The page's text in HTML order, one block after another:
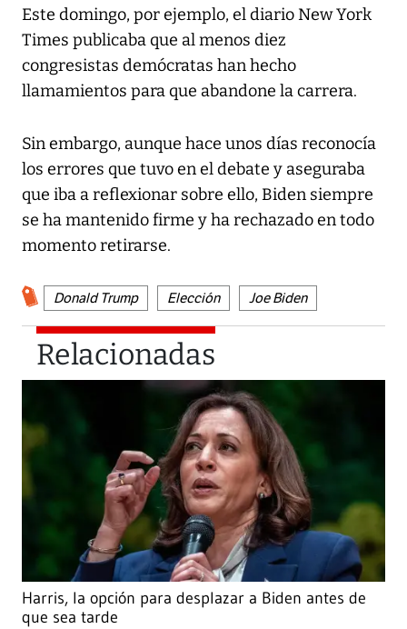
Este domingo, por ejemplo, el diario New York
Times publicaba que al menos diez
congresistas demócratas han hecho
llamamientos para que abandone la carrera.
Sin embargo, aunque hace unos días reconocía
los errores que tuvo en el debate y aseguraba
que iba a reflexionar sobre ello, Biden siempre
se ha mantenido firme y ha rechazado en todo
momento retirarse.
Donald Trump Elección Joe Biden
Relacionadas
Harris, la opción para desplazar a Biden antes de
que sea tarde